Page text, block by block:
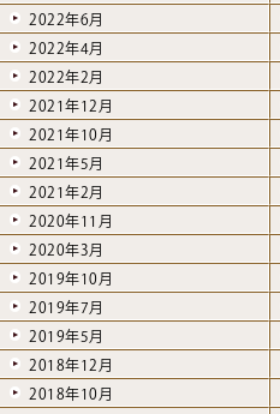
2022年6月
2022年4月
2022年2月
2021年12月
2021年10月
2021年5月
2021年2月
2020年11月
2020年3月
2019年10月
2019年7月
2019年5月
2018年12月
2018年10月